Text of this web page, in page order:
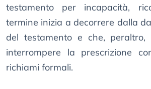
testamento per incapacità,
termine inizia a decorrere dalla
del testamento e che, peraltro,
interrompere la prescrizione
richiami formali.